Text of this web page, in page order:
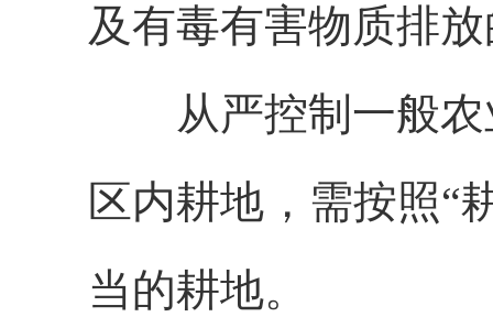
及有毒有害物质排
从严控制一般
区内耕地，需按照“
当的耕地。